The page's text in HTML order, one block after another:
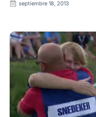
septiembre 18, 2013